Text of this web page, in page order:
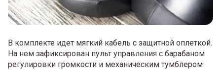
В комплекте идет мягкий кабель с защитной оплеткой.
На нем зафиксирован пульт управления с барабаном
регулировки громкости и механическим тумблером